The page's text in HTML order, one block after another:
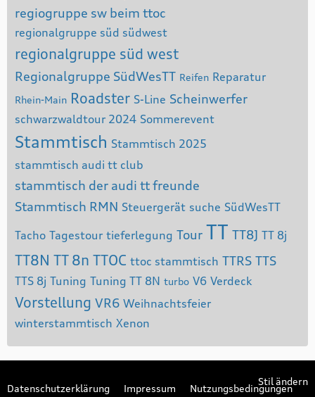
regiogruppe sw beim ttoc
regionalgruppe süd südwest
regionalgruppe süd west
Regionalgruppe SüdWesTT Reifen Reparatur
Rhein-Main Roadster S-Line Scheinwerfer
schwarzwaldtour 2024 Sommerevent
Stammtisch Stammtisch 2025
stammtisch audi tt club
stammtisch der audi tt freunde
Stammtisch RMN Steuergerät suche SüdWesTT
Tacho Tagestour tieferlegung Tour TT TT8J TT 8j
TT8N TT 8n TTOC ttoc stammtisch TTRS TTS
TTS 8j Tuning Tuning TT 8N turbo V6 Verdeck
Vorstellung VR6 Weihnachtsfeier
winterstammtisch Xenon
Stil ändern
Datenschutzerklärung Impressum Nutzungsbedingungen